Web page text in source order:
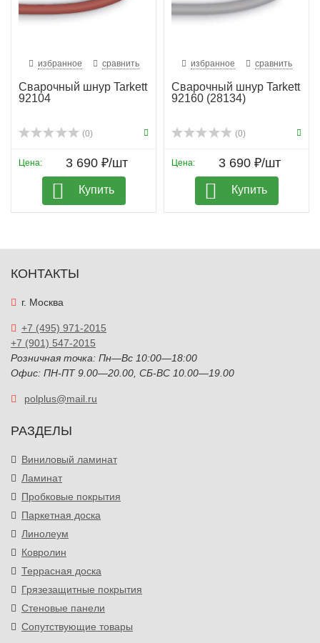
избранное сравнить
Сварочный шнур Tarkett
92104
(0)
Цена: 3 690 ₽/шт
Купить
избранное сравнить
Сварочный шнур Tarkett
92160 (28134)
(0)
Цена: 3 690 ₽/шт
Купить
КОНТАКТЫ
г. Москва
+7 (495) 971-2015
+7 (901) 547-2015
Розничная точка: Пн—Вс 10:00—18:00
Офис: ПН-ПТ 9.00—20.00, СБ-ВС 10.00—19.00
polplus@mail.ru
РАЗДЕЛЫ
Виниловый ламинат
Ламинат
Пробковые покрытия
Паркетная доска
Линолеум
Ковролин
Террасная доска
Грязезащитные покрытия
Стеновые панели
Сопутствующие товары